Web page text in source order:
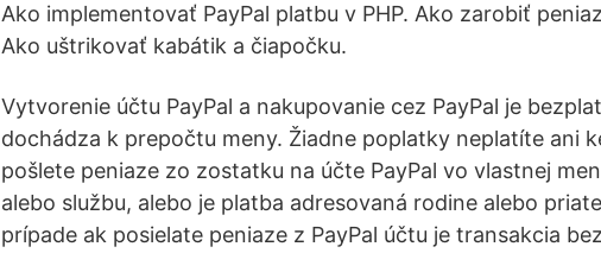
Ako implementovať PayPal platbu v PHP. Ako zarobiť
Ako uštrikovať kabátik a čiapočku.
Vytvorenie účtu PayPal a nakupovanie cez PayPal je
dochádza k prepočtu meny. Žiadne poplatky neplatíte ani
pošlete peniaze zo zostatku na účte PayPal vo vlastnej
alebo službu, alebo je platba adresovaná rodine alebo
prípade ak posielate peniaze z PayPal účtu je transakcia